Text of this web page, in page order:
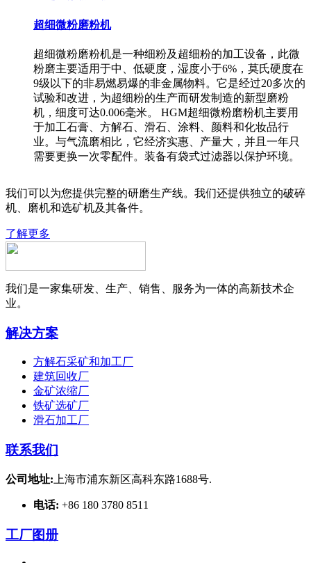
超细微粉磨粉机
超细微粉磨粉机是一种细粉及超细粉的加工设备，此微
粉磨主要适用于中、低硬度，湿度小于6%，莫氏硬度在
9级以下的非易燃易爆的非金属物料。它是经过20多次的
试验和改进，为超细粉的生产而研发制造的新型磨粉
机，细度可达0.006毫米。 HGM超细微粉磨粉机主要用
于加工石膏、方解石、滑石、涂料、颜料和化妆品行
业。与气流磨相比，它经济实惠、产量大，并且一年只
需要更换一次零配件。装备有袋式过滤器以保护环境。
我们可以为您提供完整的研磨生产线。我们还提供独立的破碎
机、磨机和选矿机及其备件。
了解更多
我们是一家集研发、生产、销售、服务为一体的高新技术企
业。
解决方案
方解石采矿和加工厂
建筑回收厂
金矿浓缩厂
铁矿选矿厂
滑石加工厂
联系我们
公司地址: 上海市浦东新区高科东路1688号.
电话: +86 180 3780 8511
工厂图册